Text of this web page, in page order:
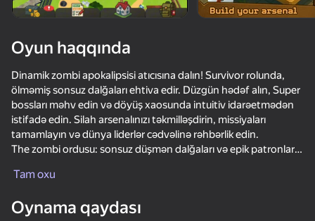
sevimli. Hətta "qeyri-oyunçular"
Oyun haqqında
Dinamik zombi apokalipsisi atıcısına dalın! Survivor rolunda,
ölməmiş sonsuz dalğaları ehtiva edir. Düzgün hədəf alın, Super
bossları məhv edin və döyüş xaosunda intuitiv idarəetmədən
istifadə edin. Silah arsenalınızı təkmilləşdirin, missiyaları
tamamlayın və dünya liderlər cədvəlinə rəhbərlik edin.
The zombi ordusu: sonsuz düşmən dalğaları və epik patronlar.
tüfənglərinə qədər fərdiləşdirilməsi.
Leaderboards: tapşırıqları tamamlayın və Survivor
Tam oxu
Oynama qaydası